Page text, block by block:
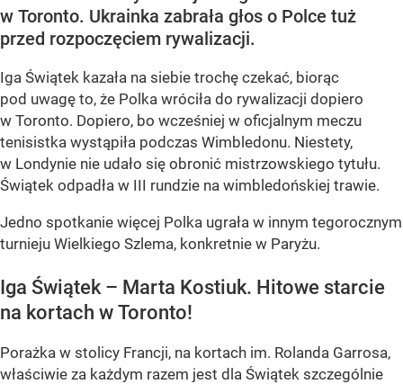
w Toronto. Ukrainka zabrała głos o Polce tuż
przed rozpoczęciem rywalizacji.
Iga Świątek kazała na siebie trochę czekać, biorąc
pod uwagę to, że Polka wróciła do rywalizacji dopiero
w Toronto. Dopiero, bo wcześniej w oficjalnym meczu
tenisistka wystąpiła podczas Wimbledonu. Niestety,
w Londynie nie udało się obronić mistrzowskiego tytułu.
Świątek odpadła w III rundzie na wimbledońskiej trawie.
Jedno spotkanie więcej Polka ugrała w innym tegorocznym
turnieju Wielkiego Szlema, konkretnie w Paryżu.
Iga Świątek – Marta Kostiuk. Hitowe starcie
na kortach w Toronto!
Porażka w stolicy Francji, na kortach im. Rolanda Garrosa,
właściwie za każdym razem jest dla Świątek szczególnie